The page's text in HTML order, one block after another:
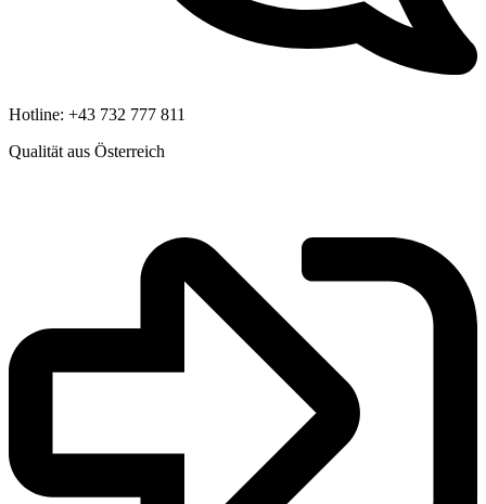
Hotline: +43 732 777 811
Qualität aus Österreich